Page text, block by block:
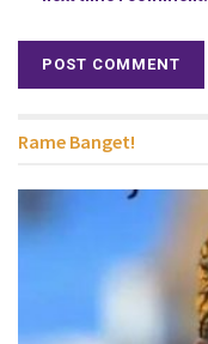
Rame Banget!